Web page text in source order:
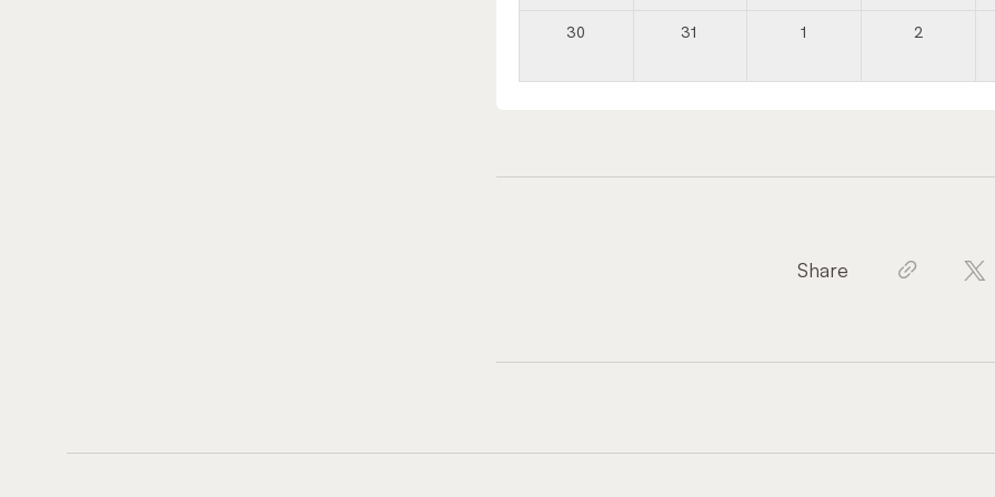
30 31 1 2
Share